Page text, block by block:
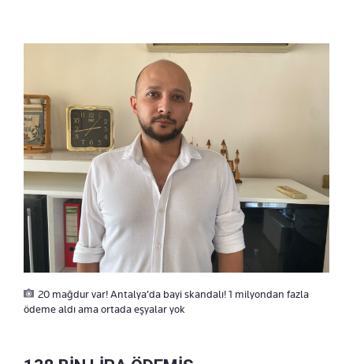
20 mağdur var! Antalya’da bayi skandalı! 1 milyondan fazla
ödeme aldı ama ortada eşyalar yok